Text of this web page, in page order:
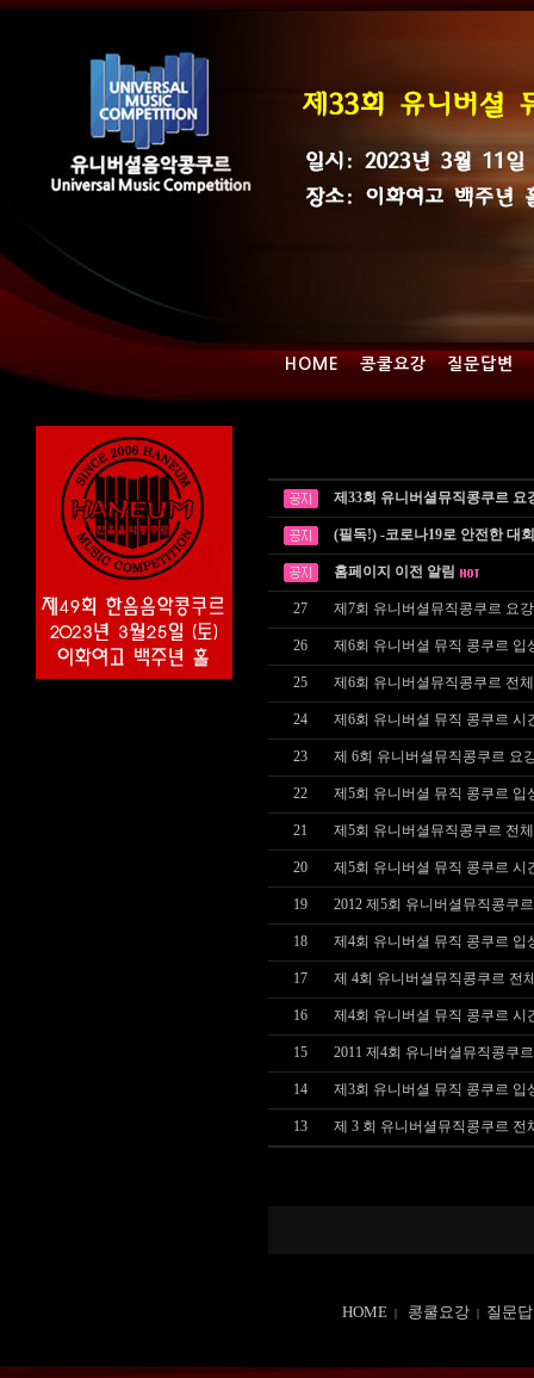
HOME 콩쿨요강 질문답변
제33회 유니버셜뮤직콩쿠르 요
(필독!) -코로나19로 안전한 대
홈페이지 이전 알림
27 제7회 유니버셜뮤직콩쿠르 요강
26 제6회 유니버셜 뮤직 콩쿠르 입
25 제6회 유니버셜뮤직콩쿠르 전
24 제6회 유니버셜 뮤직 콩쿠르 시
23 제 6회 유니버셜뮤직콩쿠르 요
22 제5회 유니버셜 뮤직 콩쿠르 입
21 제5회 유니버셜뮤직콩쿠르 전
20 제5회 유니버셜 뮤직 콩쿠르 시
19 2012 제5회 유니버셜뮤직콩쿠
18 제4회 유니버셜 뮤직 콩쿠르 입
17 제 4회 유니버셜뮤직콩쿠르 전
16 제4회 유니버셜 뮤직 콩쿠르 시
15 2011 제4회 유니버셜뮤직콩쿠
14 제3회 유니버셜 뮤직 콩쿠르 입
13 제 3 회 유니버셜뮤직콩쿠르 전
HOME | 콩쿨요강 | 질문